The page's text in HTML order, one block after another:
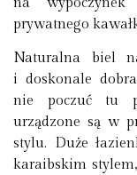
prywatnego
Naturalna biel
i doskonale
nie poczuć tu
urządzone są w
stylu. Duże
karaibskim